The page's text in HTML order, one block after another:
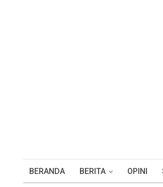
BERANDA BERITA OPINI